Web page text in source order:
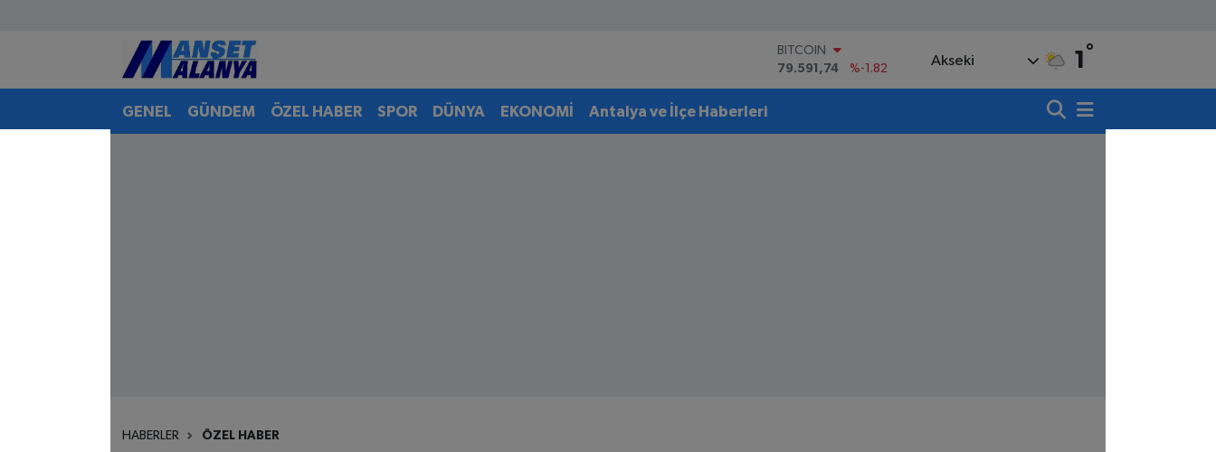
DOLAR
45,43620
%0.02
EURO
Akseki 1 °
GENEL GÜNDEM ÖZEL HABER SPOR DÜNYA EKONOMİ Antalya ve İlçe Haberleri
HABERLER ÖZEL HABER
Antalya Nöbetçi Eczaneler
Antalya Hava Durumu